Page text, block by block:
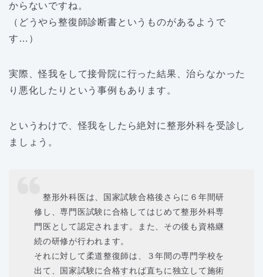
からないですね。
（どうやら整復師診断書というものがあるようで
す…）
実際、怪我をして接骨院に行った結果、治らなかった
り悪化したりという事例もあります。
というわけで、怪我をしたら絶対に整形外科を受診し
ましょう。
整形外科医は、国家試験合格後さらに６年間研
修し、専門医試験に合格してはじめて整形外科専
門医として認定されます。また、その後も資格継
続の研修が行われます。
それに対して柔道整復師は、３年間の専門学校を
出て、国家試験に合格すれば直ちに独立して施術